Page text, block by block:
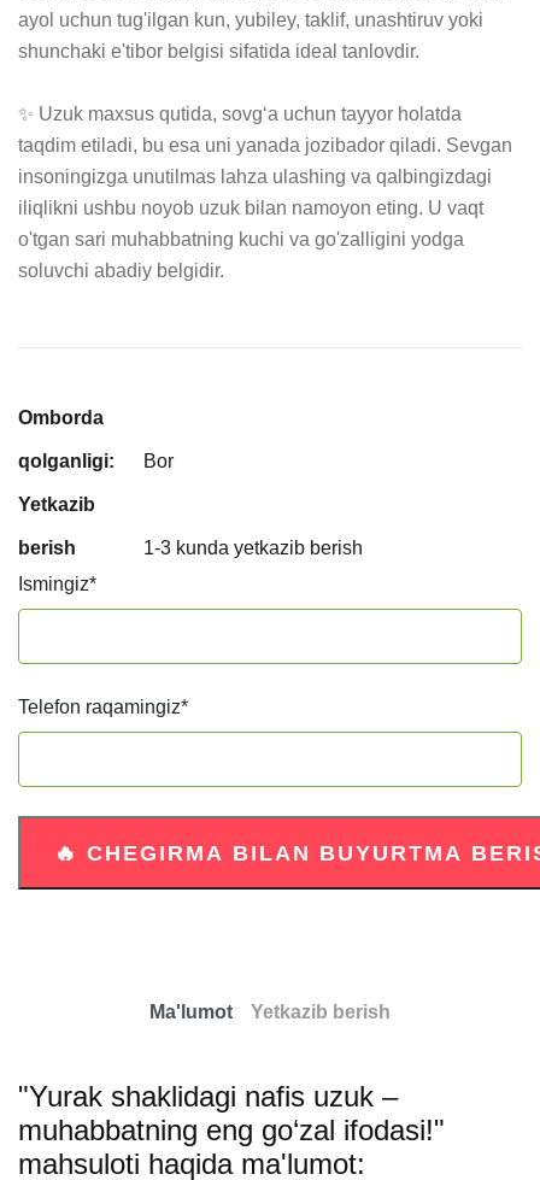
ayol uchun tug'ilgan kun, yubiley, taklif, unashtiruv yoki
shunchaki e'tibor belgisi sifatida ideal tanlovdir.
✨ Uzuk maxsus qutida, sovg‘a uchun tayyor holatda
taqdim etiladi, bu esa uni yanada jozibador qiladi. Sevgan
insoningizga unutilmas lahza ulashing va qalbingizdagi
iliqlikni ushbu noyob uzuk bilan namoyon eting. U vaqt
o'tgan sari muhabbatning kuchi va go'zalligini yodga
soluvchi abadiy belgidir.
Omborda
qolganligi: Bor
Yetkazib
berish
1-3 kunda yetkazib berish
Ismingiz*
Telefon raqamingiz*
Ma'lumot Yetkazib berish
"Yurak shaklidagi nafis uzuk –
muhabbatning eng go‘zal ifodasi!"
mahsuloti haqida ma'lumot: